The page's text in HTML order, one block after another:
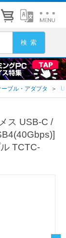
ブル・アダプタ ＞
ス USB-C /
TCTC-